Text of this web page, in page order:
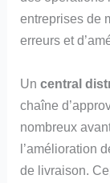
entreprises de
erreurs et
Uncentral
chaîne
nombreux
l’amélioration
de livraison.